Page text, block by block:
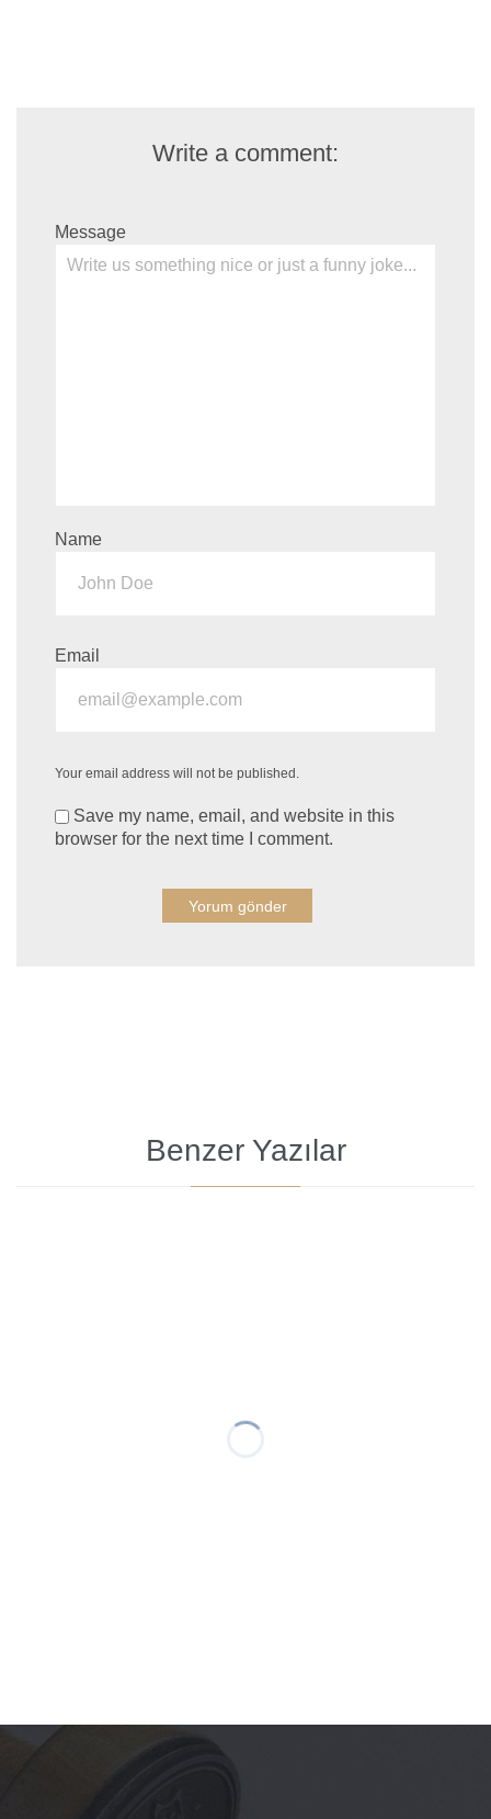
Write a comment:
Message
Name
Email
Your email address will not be published.
Save my name, email, and website in this
browser for the next time I comment.
Benzer Yazılar